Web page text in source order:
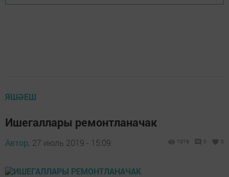
ЯШӘЕШ
Ишегаллары ремонтланачак
Автор, 27 июль 2019 - 15:09 1019 0 0